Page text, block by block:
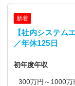
新着
【社内システム
／年休125日
初年度年収
300万円～1000万